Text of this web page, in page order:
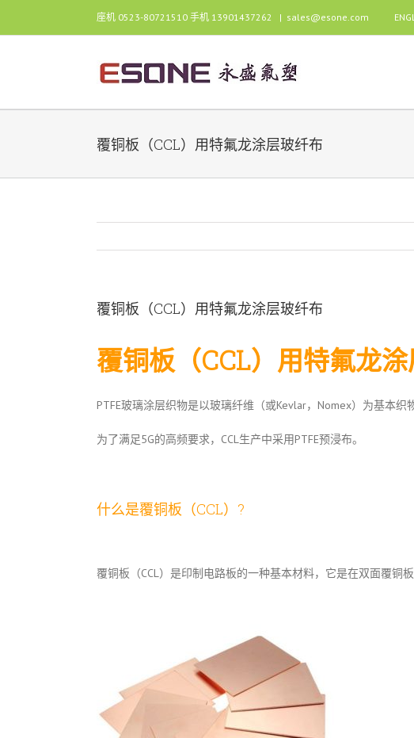
座机 0523-80721510 手机 13901437262 | sales@esone.com
覆铜板（CCL）用特氟龙涂层玻纤布
覆铜板（CCL）用特氟龙涂层玻纤布
覆铜板（CCL）用特氟龙
PTFE玻璃涂层织物是以玻璃纤维（或Kevlar，Nomex）为基本织
为了满足5G的高频要求，CCL生产中采用PTFE预浸布。
什么是覆铜板（CCL）?
覆铜板（CCL）是印制电路板的一种基本材料，它是在双面覆铜